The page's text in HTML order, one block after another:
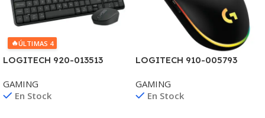
🔥ÚLTIMAS 4
LOGITECH 920-013513
GAMING
En Stock
LOGITECH 910-005793
NEGRO USB PARA PROMO**
GAMING
En Stock